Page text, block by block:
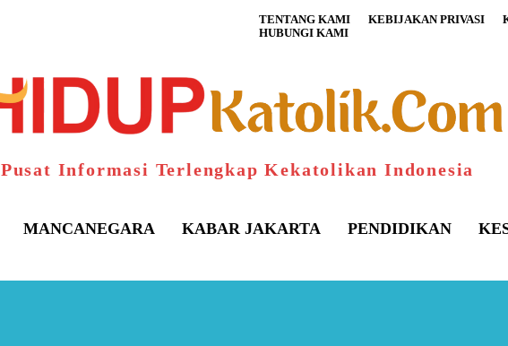
TENTANG KAMI KEBIJAKAN PRIVASI
HUBUNGI KAMI
Pusat Informasi Terlengkap Kekatolikan Indonesia
MANCANEGARA KABAR JAKARTA PENDIDIKAN